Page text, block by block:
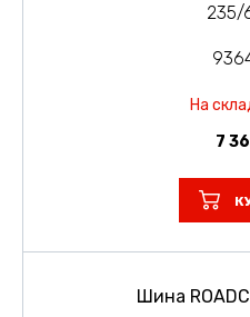
235/
На
7
Шина